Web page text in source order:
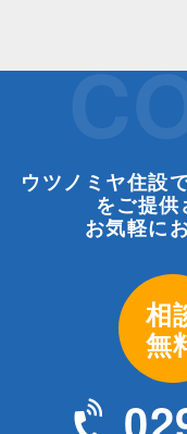
ウツノミヤ住設
をご提供
お気軽に
相
無